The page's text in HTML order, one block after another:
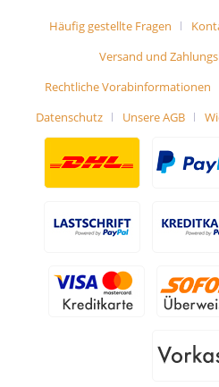
Häufig gestellte Fragen
Versand und
Rechtliche Vorabinformationen
Datenschutz
Unsere AGB